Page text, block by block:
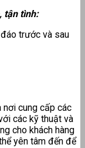
tận tình:
trước và sau
nơi cung cấp các
các kỹ thuật và
cho khách hàng
yên tâm đến để